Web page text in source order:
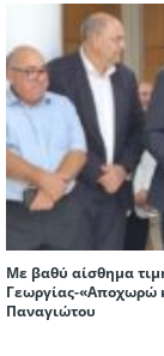
Με βαθύ αίσθημα
Γεωργίας-«Αποχωρώ
Παναγιώτου